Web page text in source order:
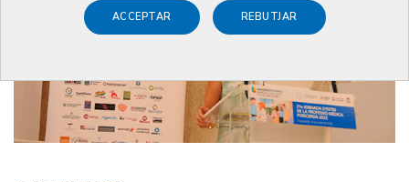
ACCEPTAR REBUTJAR